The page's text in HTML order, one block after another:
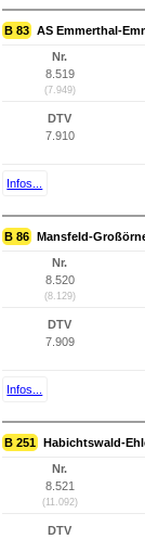
B 83 AS Emmerthal-
Nr.
8.519
(7.949)
DTV
7.910
Infos...
B 86 Mansfeld-
Nr.
8.520
(8.129)
DTV
7.909
Infos...
B 251 Habichtswald-
Nr.
8.521
(11.092)
DTV